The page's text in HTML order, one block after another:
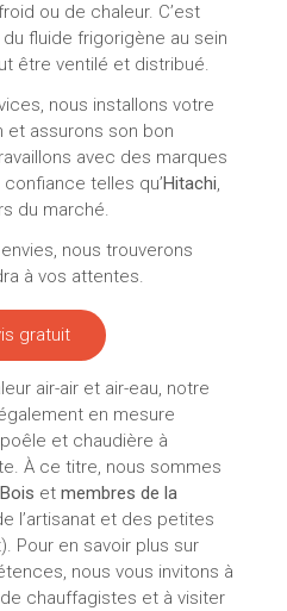
ou de chaleur. C’est
fluide frigorigène au sein
être ventilé et distribué.
nous installons votre
et assurons son bon
avec des marques
telles qu’Hitachi,
du marché.
nous trouverons
à vos attentes.
gratuit
air-air et air-eau, notre
en mesure
et chaudière à
À ce titre, nous sommes
et membres de la
l’artisanat et des petites
Pour en savoir plus sur
nous vous invitons à
chauffagistes et à visiter